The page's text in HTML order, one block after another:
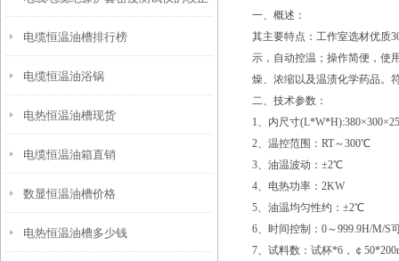
电缆恒温油槽排行榜
电缆恒温油浴锅
电热恒温油槽现货
电缆恒温油箱直销
数显恒温油槽价格
电热恒温油槽多少钱
一、概述：
其主要特点：工作室选材优质
示，自动控温；操作简便，使
燥、浓缩以及温渍化学药品。符
二、技术参数：
1、内尺寸
2、温控范围：RT～300℃
3、油温波动：±2℃
4、电热功率：2KW
5、油温均匀性约：±2℃
6、时间控制：0～999.9H/M/S
7、试料数：试杯*6，￠